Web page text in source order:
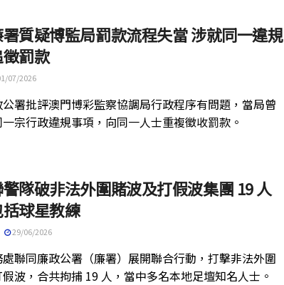
質疑博監局罰款流程失當 涉就同一違規
罰款
07/2026
署批評澳門博彩監察協調局行政程序有問題，當局曾
宗行政違規事項，向同一人士重複徵收罰款。
隊破非法外圍賭波及打假波集團 19 人
球星教練
29/06/2026
聯同廉政公署（廉署）展開聯合行動，打擊非法外圍
波，合共拘捕 19 人，當中多名本地足壇知名人士。